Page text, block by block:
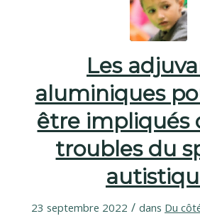
Les
aluminiques
être impliqués
troubles du
23 septembre 2022 / dans Du